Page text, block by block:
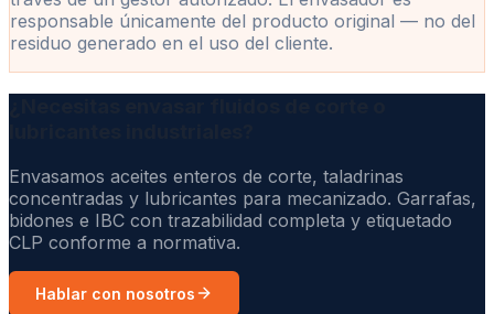
responsable únicamente del producto original — no del
residuo generado en el uso del cliente.
Envasamos aceites enteros de corte, taladrinas
concentradas y lubricantes para mecanizado. Garrafas,
bidones e IBC con trazabilidad completa y etiquetado
CLP conforme a normativa.
Hablar con nosotros